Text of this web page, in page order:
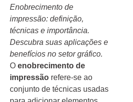
Enobrecimento de
impressão: definição,
técnicas e importância.
Descubra suas aplicações e
benefícios no setor gráfico.
O enobrecimento de
impressão refere-se ao
conjunto de técnicas usadas